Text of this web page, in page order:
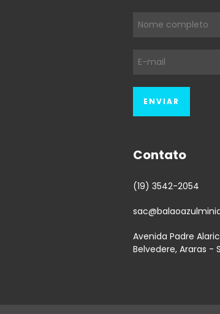
Contato
(19) 3542-2054
Avenida Padre
Belvedere, Araras -